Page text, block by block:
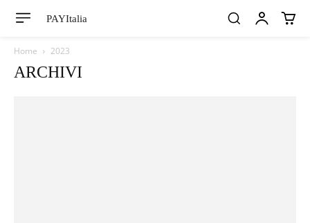
PAYItalia
Home 2023
ARCHIVI